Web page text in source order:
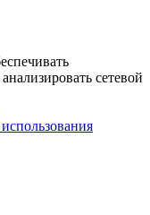
сетевой